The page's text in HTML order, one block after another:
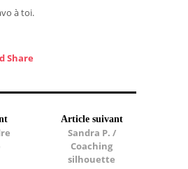
à toi.
Article suivant
Sandra P. /
Coaching
silhouette